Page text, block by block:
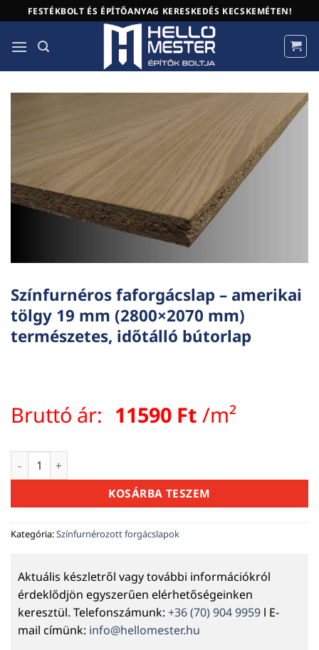
to
content
FESTÉKBOLT ÉS ÉPÍTŐANYAG KERESKEDÉS KECSKEMÉTEN!
Színfurnéros faforgácslap – amerikai
tölgy 19 mm (2800×2070 mm)
természetes, időtálló bútorlap
Bruttó ár: 11590 Ft /m²
Színfurnéros faforgácslap – amerikai tölgy 19 mm
KOSÁRBA TESZEM
Kategória:Színfurnérozott forgácslapok
Aktuális készletről vagy további információkról
érdeklődjön egyszerűen elérhetőségeinken
keresztül. Telefonszámunk: +36 (70) 904 9959 l E-
mail címünk: info@hellomester.hu